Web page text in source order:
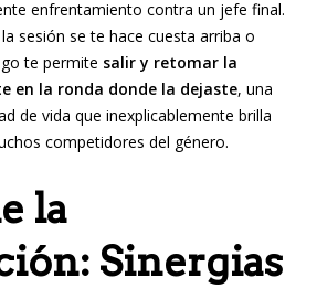
enfrentamiento contra un jefe final.
sesión se te hace cuesta arriba o
te permite salir y retomar la
en la ronda donde la dejaste, una
de vida que inexplicablemente brilla
competidores del género.
la
Sinergias